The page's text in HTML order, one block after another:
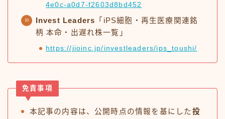
4e0c-a0d7-f2603d8bd452
Invest Leaders 「iPS細胞・再生医療関連銘
柄 本命・出遅れ株一覧」
https://jioinc.jp/investleaders/ips_toushi/
免責事項
本記事の内容は、公開時点の情報を基にした投